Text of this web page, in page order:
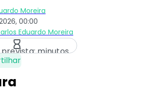
Moreira
00:00
Eduardo Moreira
prevista: minutos